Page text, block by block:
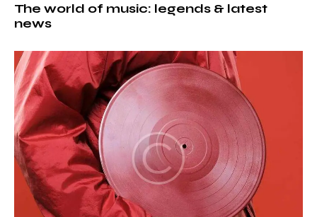
The world of music: legends & latest
news